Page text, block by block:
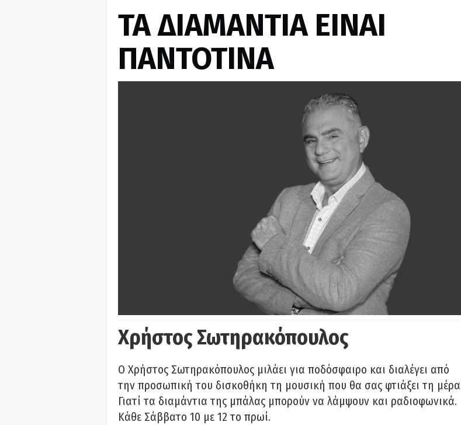
ΤΑ ΔΙΑΜΑΝΤΙΑ ΕΙΝΑΙ
ΠΑΝΤΟΤΙΝΑ
Χρήστος Σωτηρακόπουλος
Ο Χρήστος Σωτηρακόπουλος μιλάει για ποδόσφαιρο και διαλέγει από
την προσωπική του δισκοθήκη τη μουσική που θα σας φτιάξει τη
Γιατί τα διαμάντια της μπάλας μπορούν να λάμψουν και ραδιοφωνικά.
Κάθε Σάββατο 10 με 12 το πρωί.